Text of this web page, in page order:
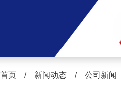
首页 / 新闻动态 / 公司新闻